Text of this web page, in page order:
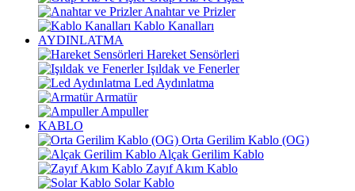
Anahtar ve Prizler
Kablo Kanalları
AYDINLATMA
Hareket Sensörleri
Işıldak ve Fenerler
Led Aydınlatma
Armatür
Ampuller
KABLO
Orta Gerilim Kablo (OG)
Alçak Gerilim Kablo
Zayıf Akım Kablo
Solar Kablo